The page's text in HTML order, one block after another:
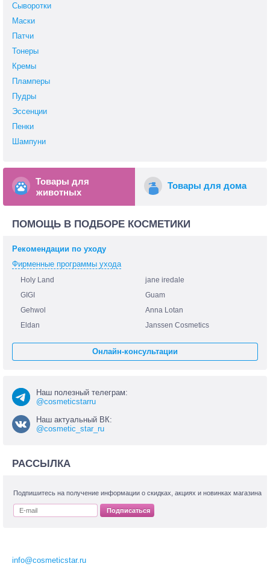
Сыворотки
Маски
Патчи
Тонеры
Кремы
Пламперы
Пудры
Эссенции
Пенки
Шампуни
Товары для
животных
Товары для дома
ПОМОЩЬ В ПОДБОРЕ КОСМЕТИКИ
Рекомендации по уходу
Фирменные программы ухода
Holy Land
jane iredale
GIGI
Guam
Gehwol
Anna Lotan
Eldan
Janssen Cosmetics
Онлайн-консультации
Наш полезный телеграм:
@cosmeticstarru
Наш актуальный ВК:
@cosmetic_star_ru
РАССЫЛКА
Подпишитесь на получение информации о скидках, акциях и новинках магазина
Подписаться
info@cosmeticstar.ru